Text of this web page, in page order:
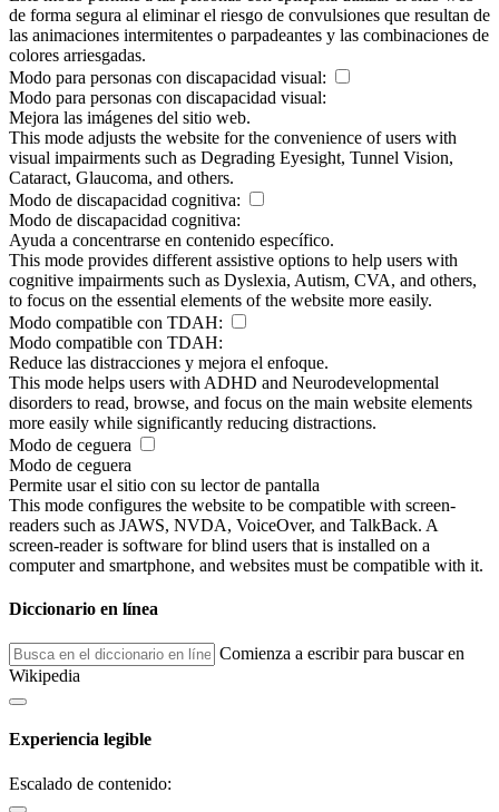
de forma segura al eliminar el riesgo de convulsiones que resultan de
las animaciones intermitentes o parpadeantes y las combinaciones de
colores arriesgadas.
Modo para personas con discapacidad visual:
Modo para personas con discapacidad visual:
Mejora las imágenes del sitio web.
This mode adjusts the website for the convenience of users with
visual impairments such as Degrading Eyesight, Tunnel Vision,
Cataract, Glaucoma, and others.
Modo de discapacidad cognitiva:
Modo de discapacidad cognitiva:
Ayuda a concentrarse en contenido específico.
This mode provides different assistive options to help users with
cognitive impairments such as Dyslexia, Autism, CVA, and others,
to focus on the essential elements of the website more easily.
Modo compatible con TDAH:
Modo compatible con TDAH:
Reduce las distracciones y mejora el enfoque.
This mode helps users with ADHD and Neurodevelopmental
disorders to read, browse, and focus on the main website elements
more easily while significantly reducing distractions.
Modo de ceguera
Modo de ceguera
Permite usar el sitio con su lector de pantalla
This mode configures the website to be compatible with screen-
readers such as JAWS, NVDA, VoiceOver, and TalkBack. A
screen-reader is software for blind users that is installed on a
computer and smartphone, and websites must be compatible with it.
Diccionario en línea
Comienza a escribir para buscar en
Wikipedia
Experiencia legible
Escalado de contenido: